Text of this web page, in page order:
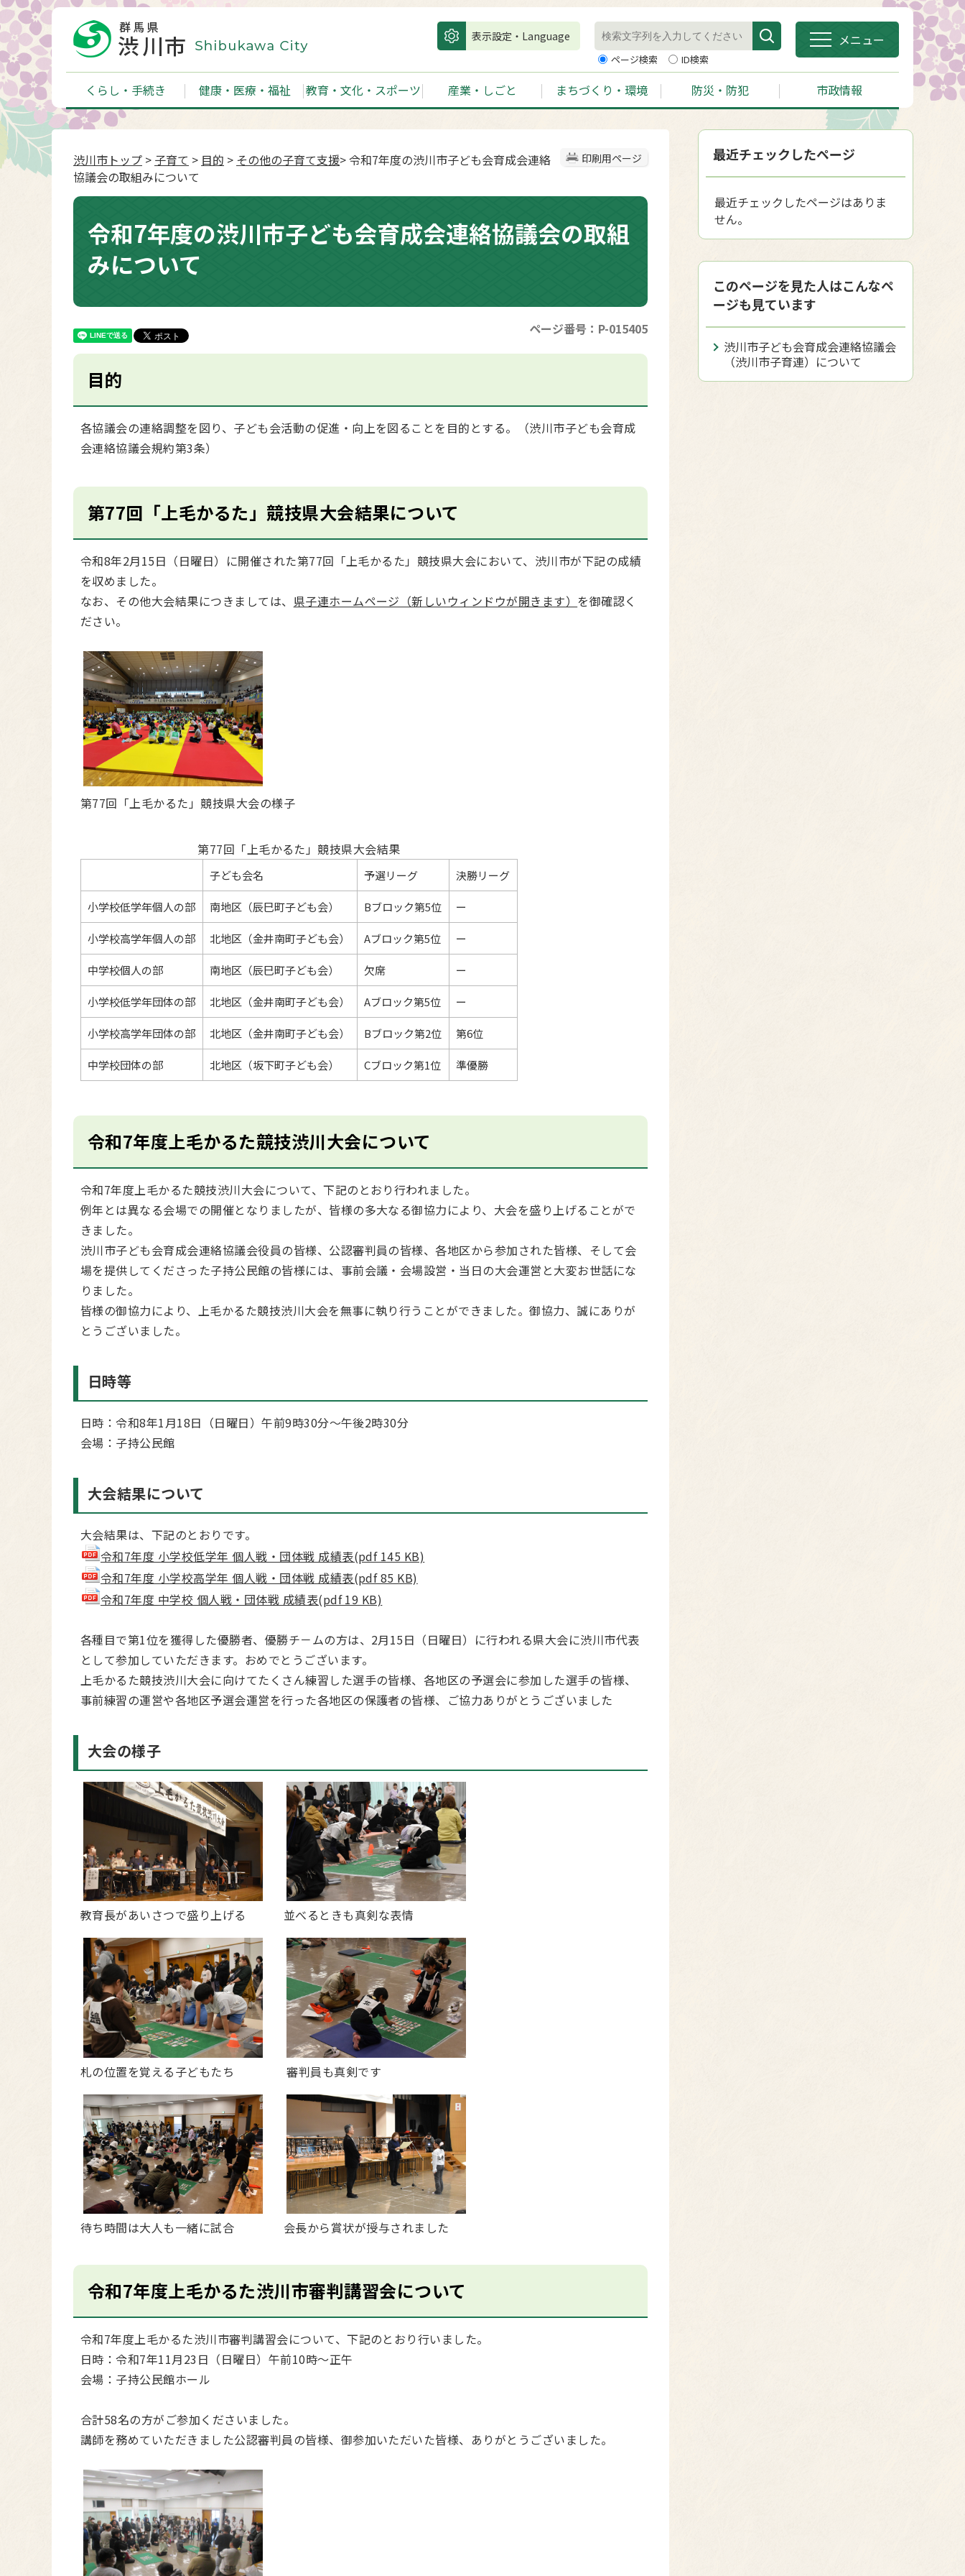
表示設定・Language
ページ検索 ID検索
メニュー
くらし・手続き 健康・医療・福祉 教育・文化・スポーツ 産業・しごと まちづくり・環境 防災・防犯 市政情報
印刷用ページ
渋川市トップ > 子育て > 目的 > その他の子育て支援> 令和7年度の渋川市子ども会育成会連絡
協議会の取組みについて
令和7年度の渋川市子ども会育成会連絡協議会の取組
みについて
ページ番号：P-015405
目的
各協議会の連絡調整を図り、子ども会活動の促進・向上を図ることを目的とする。（渋川市子ども会育成
会連絡協議会規約第3条）
第77回「上毛かるた」競技県大会結果について
令和8年2月15日（日曜日）に開催された第77回「上毛かるた」競技県大会において、渋川市が下記の成績
を収めました。
なお、その他大会結果につきましては、 県子連ホームページ（新しいウィンドウが開きます） を御確認く
ださい。
第77回「上毛かるた」競技県大会の様子
第77回「上毛かるた」競技県大会結果
子ども会名 予選リーグ 決勝リーグ
小学校低学年個人の部 南地区（辰巳町子ども会） Bブロック第5位 ー
小学校高学年個人の部 北地区（金井南町子ども会） Aブロック第5位 ー
中学校個人の部 南地区（辰巳町子ども会） 欠席 ー
小学校低学年団体の部 北地区（金井南町子ども会） Aブロック第5位 ー
小学校高学年団体の部 北地区（金井南町子ども会） Bブロック第2位 第6位
中学校団体の部 北地区（坂下町子ども会） Cブロック第1位 準優勝
令和7年度上毛かるた競技渋川大会について
令和7年度上毛かるた競技渋川大会について、下記のとおり行われました。
例年とは異なる会場での開催となりましたが、皆様の多大なる御協力により、大会を盛り上げることがで
きました。
渋川市子ども会育成会連絡協議会役員の皆様、公認審判員の皆様、各地区から参加された皆様、そして会
場を提供してくださった子持公民館の皆様には、事前会議・会場設営・当日の大会運営と大変お世話にな
りました。
皆様の御協力により、上毛かるた競技渋川大会を無事に執り行うことができました。御協力、誠にありが
とうございました。
日時等
日時：令和8年1月18日（日曜日）午前9時30分～午後2時30分
会場：子持公民館
大会結果について
大会結果は、下記のとおりです。
令和7年度 小学校低学年 個人戦・団体戦 成績表(pdf 145 KB)
令和7年度 小学校高学年 個人戦・団体戦 成績表(pdf 85 KB)
令和7年度 中学校 個人戦・団体戦 成績表(pdf 19 KB)
各種目で第1位を獲得した優勝者、優勝チ－ムの方は、2月15日（日曜日）に行われる県大会に渋川市代表
として参加していただきます。おめでとうございます。
上毛かるた競技渋川大会に向けてたくさん練習した選手の皆様、各地区の予選会に参加した選手の皆様、
事前練習の運営や各地区予選会運営を行った各地区の保護者の皆様、ご協力ありがとうございました
大会の様子
教育長があいさつで盛り上げる 並べるときも真剣な表情
札の位置を覚える子どもたち 審判員も真剣です
待ち時間は大人も一緒に試合 会長から賞状が授与されました
令和7年度上毛かるた渋川市審判講習会について
令和7年度上毛かるた渋川市審判講習会について、下記のとおり行いました。
日時：令和7年11月23日（日曜日）午前10時～正午
会場：子持公民館ホール
合計58名の方がご参加くださいました。
講師を務めていただきました公認審判員の皆様、御参加いただいた皆様、ありがとうございました。
最近チェックしたページ
最近チェックしたページはありま
せん。
このページを見た人はこんなペ
ージも見ています
渋川市子ども会育成会連絡協議会
（渋川市子育連）について